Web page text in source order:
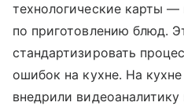
технологические карты
по приготовлению блюд.
стандартизировать
ошибок на кухне. На
внедрили